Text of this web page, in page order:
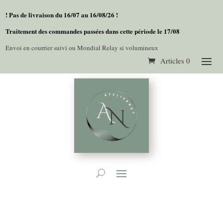
! Pas de livraison du 16/07 au 16/08/26 !
Traitement des commandes passées dans cette période le 17/08
Envoi en courrier suivi ou Mondial Relay si volumineux
Articles 0